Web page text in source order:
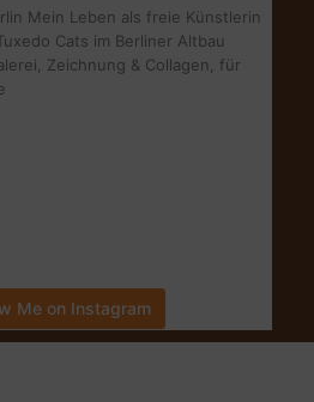
Mein Leben als freie Künstlerin
Tuxedo Cats im Berliner Altbau
Zeichnung & Collagen, für
Me on Instagram